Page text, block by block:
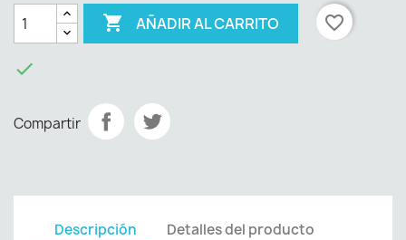
 AÑADIR AL CARRITO favorite_border

Compartir
Descripción Detalles del producto